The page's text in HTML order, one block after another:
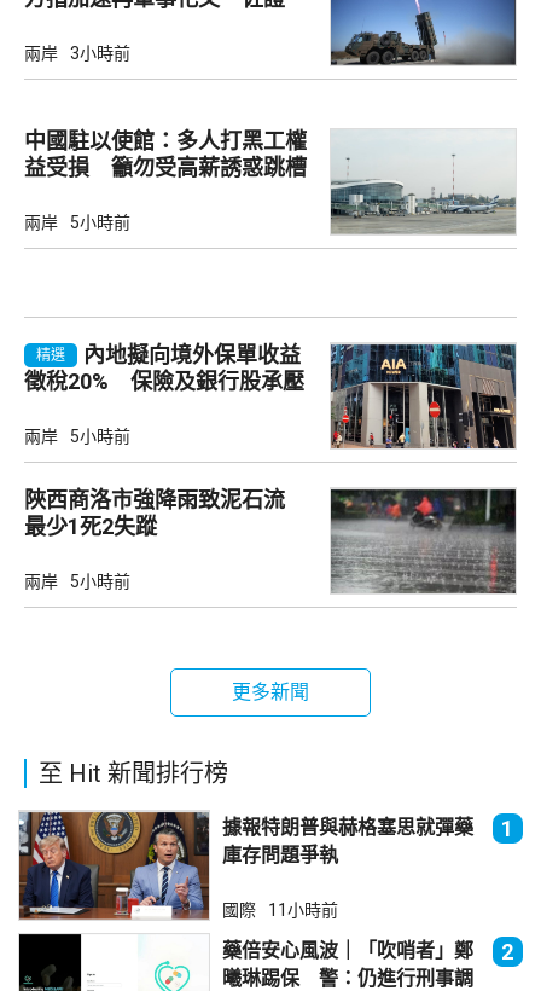
兩岸 3小時前
中國駐以使館：多人打黑工權
益受損 籲勿受高薪誘惑跳槽
兩岸 5小時前
精選
內地擬向境外保單收益
徵稅20% 保險及銀行股承壓
兩岸 5小時前
陜西商洛市強降雨致泥石流
最少1死2失蹤
兩岸 5小時前
更多新聞
至 Hit 新聞排行榜
據報特朗普與赫格塞思就彈藥
庫存問題爭執
1
國際 11小時前
藥倍安心風波｜「吹哨者」鄭
曦琳踢保 警：仍進行刑事調
2